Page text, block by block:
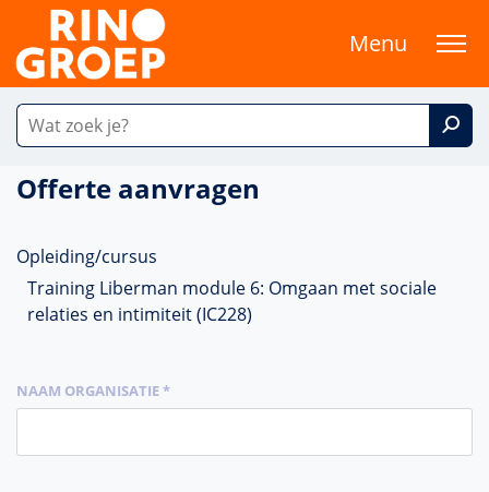
Menu
Offerte aanvragen
Opleiding/cursus
Training Liberman module 6: Omgaan met sociale
relaties en intimiteit (IC228)
NAAM ORGANISATIE *